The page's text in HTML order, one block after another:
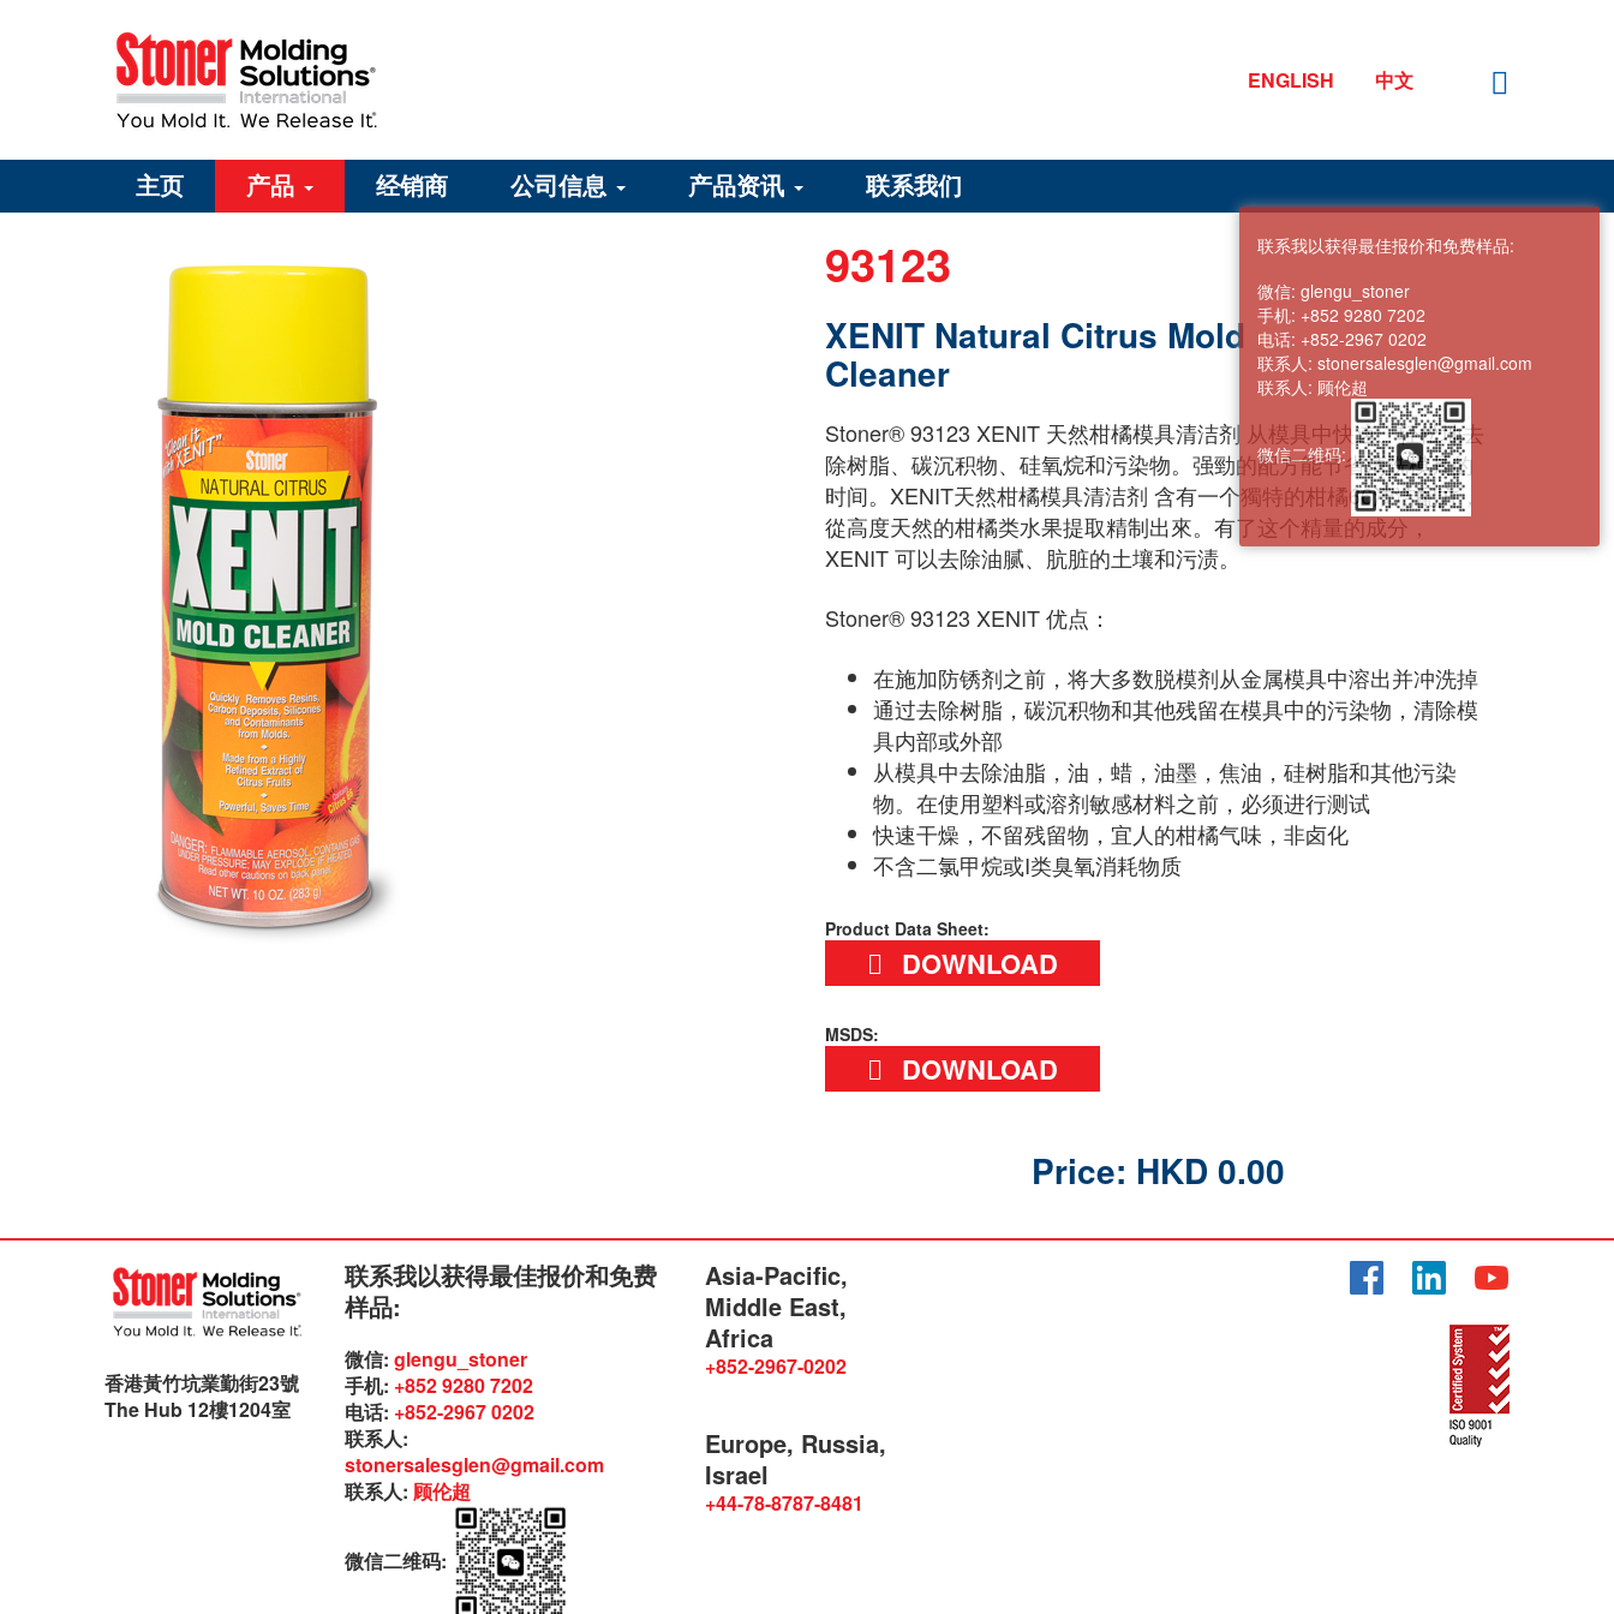
ENGLISH 中文
主页 产品 经销商 公司信息 产品资讯 联系我们
93123
XENIT Natural Citrus Mold
Cleaner
Stoner® 93123 XENIT 天然柑橘模具清洁剂 从模具中快速、轻松地去
除树脂、碳沉积物、硅氧烷和污染物。强勁的配方能节省清洗模具的
时间。XENIT天然柑橘模具清洁剂 含有一个獨特的柑橘66清洁配方，
從高度天然的柑橘类水果提取精制出來。有了这个精量的成分，
XENIT 可以去除油腻、肮脏的土壤和污渍。
Stoner® 93123 XENIT 优点：
在施加防锈剂之前，将大多数脱模剂从金属模具中溶出并冲洗掉
通过去除树脂，碳沉积物和其他残留在模具中的污染物，清除模
具内部或外部
从模具中去除油脂，油，蜡，油墨，焦油，硅树脂和其他污染
物。在使用塑料或溶剂敏感材料之前，必须进行测试
快速干燥，不留残留物，宜人的柑橘气味，非卤化
不含二氯甲烷或I类臭氧消耗物质
Product Data Sheet:
DOWNLOAD
MSDS:
DOWNLOAD
Price: HKD 0.00
香港黃竹坑業勤街23號
The Hub 12樓1204室
联系我以获得最佳报价和免费
样品:
微信: glengu_stoner
手机: +852 9280 7202
电话: +852-2967 0202
联系人:
stonersalesglen@gmail.com
联系人: 顾伦超
微信二维码:
Asia-Pacific,
Middle East,
Africa
+852-2967-0202
Europe, Russia,
Israel
+44-78-8787-8481
Facebook LinkedIn
联系我以获得最佳报价和免费样品:
微信: glengu_stoner
手机: +852 9280 7202
电话: +852-2967 0202
联系人: stonersalesglen@gmail.com
联系人: 顾伦超
微信二维码: